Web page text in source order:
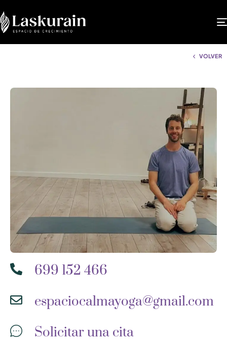
VOLVER
699 152 466
espaciocalmayoga@gmail.com
Solicitar una cita